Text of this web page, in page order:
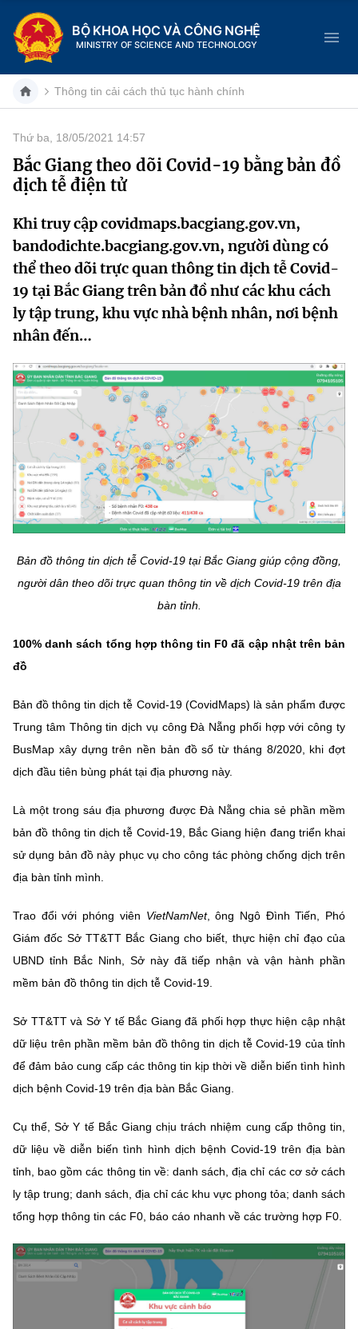
BỘ KHOA HỌC VÀ CÔNG NGHỆ
MINISTRY OF SCIENCE AND TECHNOLOGY
Danh mục
Trang chủ
Giới thiệu
Chức năng nhiệm vụ
Cơ cấu tổ chức
Lịch sử phát triển
Sở Khoa học và Công nghệ
Tin tức sự kiện
Khoa học và Công nghệ
Đổi mới sáng tạo
Chuyển đổi số
Bưu chính, Viễn thông
Sở hữu trí tuệ
Tiêu chuẩn, đo lường, chất lượng
Tin tổng hợp
Dịch vụ công
Hệ thống văn bản
Văn bản QPPL
Văn bản chỉ đạo điều hành
Lấy ý kiến người dân về dự thảo VBQPPL
MST IOFFICE
THỐNG KÊ
Khoa học và Công nghệ
Đổi mới sáng tạo
Chuyển đổi số
Bưu chính, Viễn thông
Tiêu chuẩn, đo lường, chất lượng
Multimedia
THƯ ĐIỆN TỬ
Khác
Infographic
Chọn ngôn ngữ
Vietnamese English
BỘ KHOA HỌC VÀ CÔNG NGHỆ
MINISTRY OF SCIENCE AND TECHNOLOGY
Điều khoản sử dụng
Cơ quan chủ quản: Bộ Khoa học và Công nghệ (MST)
Chịu trách nhiệm nội dung: Nguyễn Thị Hải Hằng
Liên hệ
Điện thoại: 024 3936 9506
Email: stc@mst.gov.vn
©2026 Bản quyền thuộc Bộ Khoa Học và Công Nghệ
website này)
Thông tin cải cách thủ tục hành chính
Thứ ba, 18/05/2021 14:57
Bắc Giang theo dõi Covid-19 bằng bản đồ
dịch tễ điện tử
Khi truy cập covidmaps.bacgiang.gov.vn,
bandodichte.bacgiang.gov.vn, người dùng có
thể theo dõi trực quan thông tin dịch tễ Covid-
19 tại Bắc Giang trên bản đồ như các khu cách
ly tập trung, khu vực nhà bệnh nhân, nơi bệnh
nhân đến…
Bản đồ thông tin dịch tễ Covid-19 tại Bắc Giang giúp cộng đồng,
người dân theo dõi trực quan thông tin về dịch Covid-19 trên địa
bàn tỉnh.
100% danh sách tổng hợp thông tin F0 đã cập nhật trên bản
đồ
Bản đồ thông tin dịch tễ Covid-19 (CovidMaps) là sản phẩm được
Trung tâm Thông tin dịch vụ công Đà Nẵng phối hợp với công ty
BusMap xây dựng trên nền bản đồ số từ tháng 8/2020, khi đợt
dịch đầu tiên bùng phát tại địa phương này.
Là một trong sáu địa phương được Đà Nẵng chia sẻ phần mềm
bản đồ thông tin dịch tễ Covid-19, Bắc Giang hiện đang triển khai
sử dụng bản đồ này phục vụ cho công tác phòng chống dịch trên
địa bàn tỉnh mình.
Trao đổi với phóng viên VietNamNet, ông Ngô Đình Tiến, Phó
Giám đốc Sở TT&TT Bắc Giang cho biết, thực hiện chỉ đạo của
UBND tỉnh Bắc Ninh, Sở này đã tiếp nhận và vận hành phần
mềm bản đồ thông tin dịch tễ Covid-19.
Sở TT&TT và Sở Y tế Bắc Giang đã phối hợp thực hiện cập nhật
dữ liệu trên phần mềm bản đồ thông tin dịch tễ Covid-19 của tỉnh
để đảm bảo cung cấp các thông tin kịp thời về diễn biến tình hình
dịch bệnh Covid-19 trên địa bàn Bắc Giang.
Cụ thể, Sở Y tế Bắc Giang chịu trách nhiệm cung cấp thông tin,
dữ liệu về diễn biến tình hình dịch bệnh Covid-19 trên địa bàn
tỉnh, bao gồm các thông tin về: danh sách, địa chỉ các cơ sở cách
ly tập trung; danh sách, địa chỉ các khu vực phong tỏa; danh sách
tổng hợp thông tin các F0, báo cáo nhanh về các trường hợp F0.